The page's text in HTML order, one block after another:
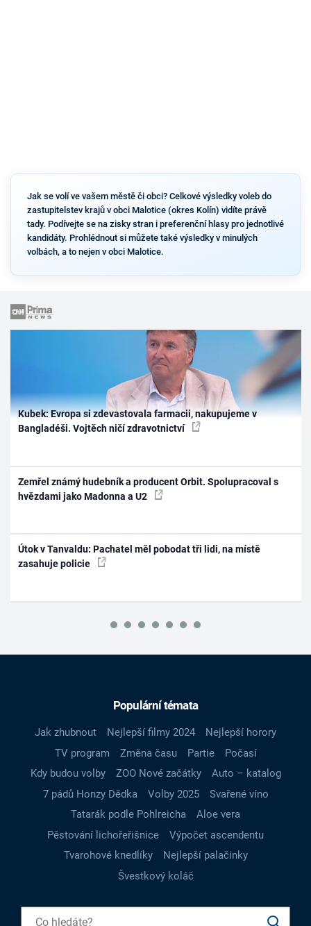
Jak se volí ve vašem městě či obci? Celkové výsledky voleb do
zastupitelstev krajů v obci Malotice (okres Kolín) vidíte právě
tady. Podívejte se na zisky stran i preferenční hlasy pro jednotlivé
kandidáty. Prohlédnout si můžete také výsledky v minulých
volbách, a to nejen v obci Malotice.
Kubek: Evropa si zdevastovala farmacii, nakupujeme v
Bangladéši. Vojtěch ničí zdravotnictví
Zemřel známý hudebník a producent Orbit. Spolupracoval s
hvězdami jako Madonna a U2
Útok v Tanvaldu: Pachatel měl pobodat tři lidi, na místě
zasahuje policie
Populární témata
Jak zhubnout Nejlepší filmy 2024
Nejlepší horory
TV program
Změna času Partie
Počasí
Kdy budou volby
ZOO Nové začátky
Auto – katalog
7 pádů Honzy Dědka
Volby 2025
Svařené víno
Tatarák podle Pohlreicha
Aloe vera
Pěstování lichořeřišnice
Výpočet ascendentu
Tvarohové knedlíky
Nejlepší palačinky
Švestkový koláč